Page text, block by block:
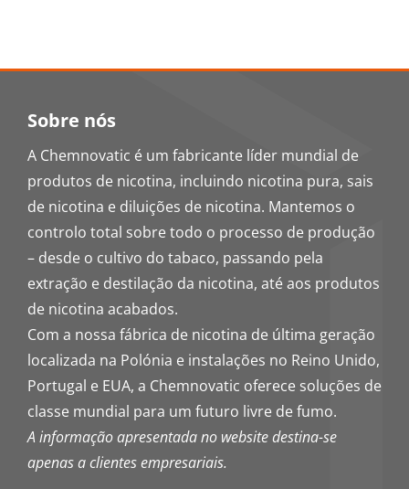
Sobre nós
A Chemnovatic é um fabricante líder mundial de
produtos de nicotina, incluindo nicotina pura, sais
de nicotina e diluições de nicotina. Mantemos o
controlo total sobre todo o processo de produção
– desde o cultivo do tabaco, passando pela
extração e destilação da nicotina, até aos produtos
de nicotina acabados.
Com a nossa fábrica de nicotina de última geração
localizada na Polónia e instalações no Reino Unido,
Portugal e EUA, a Chemnovatic oferece soluções de
classe mundial para um futuro livre de fumo.
A informação apresentada no website destina-se
apenas a clientes empresariais.